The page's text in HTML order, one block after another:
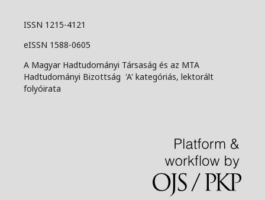
ISSN 1215-4121
eISSN 1588-0605
A Magyar Hadtudományi Társaság és az MTA
Hadtudományi Bizottság 'A' kategóriás, lektorált
folyóirata